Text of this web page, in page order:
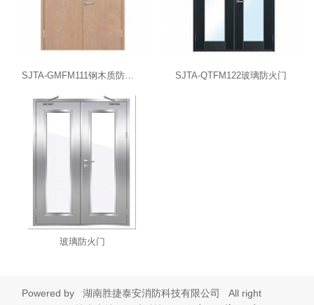
SJTA-QTFM122玻璃防火门
玻璃防火门
Powered by湖南胜捷泰安消防科技有限公司
All right